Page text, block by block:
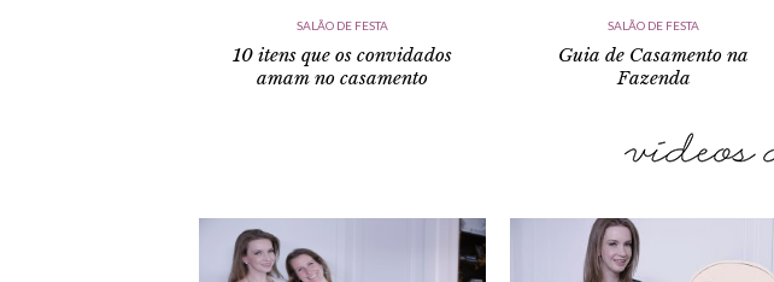
SALÃO DE FESTA
10 itens que os convidados
amam no casamento
SALÃO DE FESTA
Guia de Casamento na
Fazenda